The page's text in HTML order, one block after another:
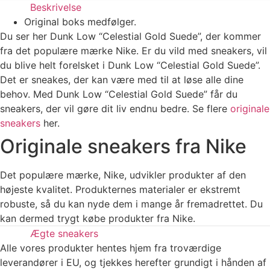
Beskrivelse
Original boks medfølger.
Du ser her Dunk Low “Celestial Gold Suede”, der kommer
fra det populære mærke Nike. Er du vild med sneakers, vil
du blive helt forelsket i Dunk Low “Celestial Gold Suede”.
Det er sneakes, der kan være med til at løse alle dine
behov. Med Dunk Low “Celestial Gold Suede” får du
sneakers, der vil gøre dit liv endnu bedre. Se flere originale
sneakers her.
Originale sneakers fra Nike
Det populære mærke, Nike, udvikler produkter af den
højeste kvalitet. Produkternes materialer er ekstremt
robuste, så du kan nyde dem i mange år fremadrettet. Du
kan dermed trygt købe produkter fra Nike.
Ægte sneakers
Alle vores produkter hentes hjem fra troværdige
leverandører i EU, og tjekkes herefter grundigt i hånden af